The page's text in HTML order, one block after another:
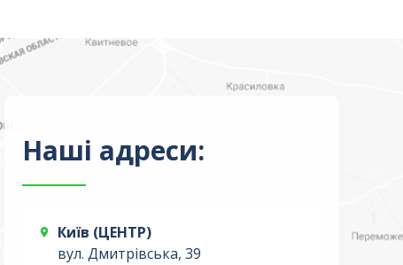
Наші адреси:
Київ (ЦЕНТР)
вул. Дмитрівська, 39